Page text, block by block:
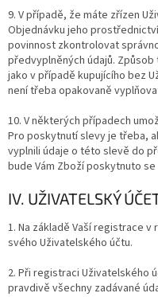
9. V případě, že máte zřízen
Objednávku jeho
povinnost zkontrolovat
předvyplněných údajů.
jako v případě kupujícího bez
není třeba opakovaně
10. V některých případech
Pro poskytnutí slevy je třeba,
vyplnili údaje o této slevě do
bude Vám Zboží poskytnuto se
IV. UŽIVATELSKÝ
1. Na základě Vaší registrace
svého Uživatelského účtu.
2. Při registraci Uživatelského
pravdivě všechny zadávané